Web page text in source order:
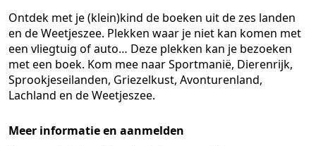
Ontdek met je (klein)kind de boeken uit de zes landen
en de Weetjeszee. Plekken waar je niet kan komen met
een vliegtuig of auto… Deze plekken kan je bezoeken
met een boek. Kom mee naar Sportmanië, Dierenrijk,
Sprookjeseilanden, Griezelkust, Avonturenland,
Lachland en de Weetjeszee.
Meer informatie en aanmelden